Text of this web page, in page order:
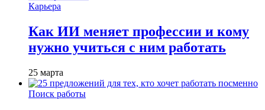
Карьера
Как ИИ меняет профессии и кому
нужно учиться с ним работать
25 марта
Поиск работы